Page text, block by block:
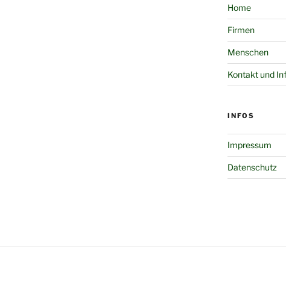
Home
Firmen
Menschen
Kontakt und
INFOS
Impressum
Datenschutz